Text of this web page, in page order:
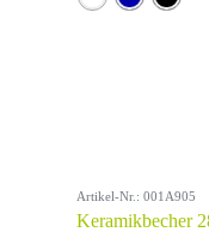
Artikel-Nr.: 001A905
Keramikbecher